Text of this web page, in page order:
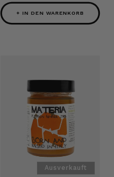
+ IN DEN WARENKORB
Ausverkauft